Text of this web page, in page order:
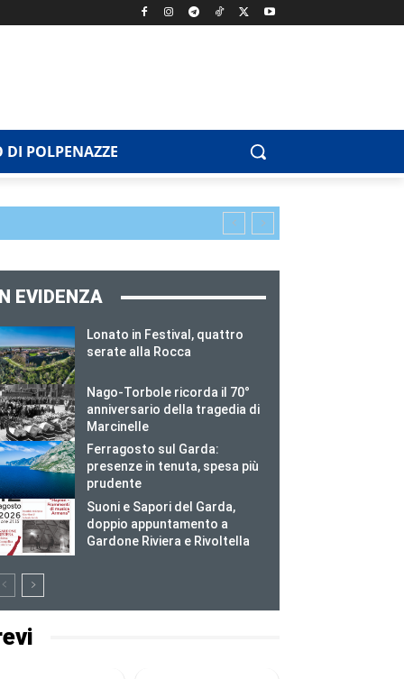
DI POLPENAZZE
EVIDENZA
Lonato in Festival, quattro
serate alla Rocca
Nago-Torbole ricorda il 70°
anniversario della tragedia di
Marcinelle
Ferragosto sul Garda:
presenze in tenuta, spesa più
prudente
Suoni e Sapori del Garda,
doppio appuntamento a
Gardone Riviera e Rivoltella